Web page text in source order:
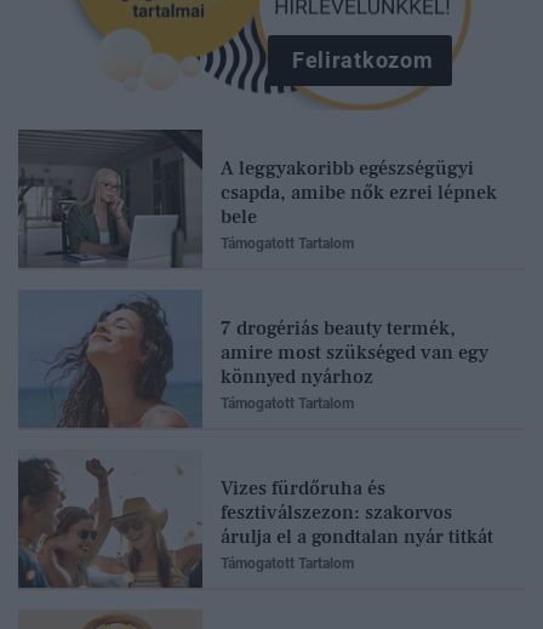
Feliratkozom
A leggyakoribb egészségügyi
csapda, amibe nők ezrei lépnek
bele
Támogatott Tartalom
7 drogériás beauty termék,
amire most szükséged van egy
könnyed nyárhoz
Támogatott Tartalom
Vizes fürdőruha és
fesztiválszezon: szakorvos
árulja el a gondtalan nyár titkát
Támogatott Tartalom